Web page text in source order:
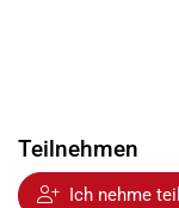
Teilnehmen
Ich nehme